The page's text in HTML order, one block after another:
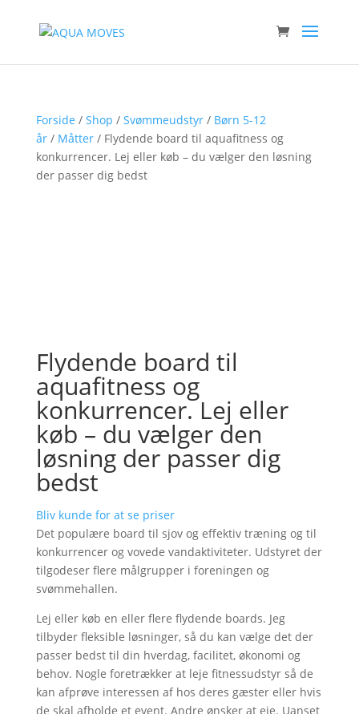
Forside / Shop / Svømmeudstyr/ Børn 5-12
år/ Måtter/ Flydende board til aquafitness og
konkurrencer. Lej eller køb – du vælger den løsning
der passer dig bedst
Flydende board til
aquafitness og
konkurrencer. Lej eller
køb – du vælger den
løsning der passer dig
bedst
Bliv kunde for at se priser
Det populære board til sjov og effektiv træning og til
konkurrencer og vovede vandaktiviteter. Udstyret der
tilgodeser flere målgrupper i foreningen og
svømmehallen.
Lej eller køb en eller flere flydende boards. Jeg
tilbyder fleksible løsninger, så du kan vælge det der
passer bedst til din hverdag, facilitet, økonomi og
behov. Nogle foretrækker at leje fitnessudstyr så de
kan afprøve interessen af hos deres gæster eller hvis
de skal afholde et event. Andre ønsker at eje. Uanset